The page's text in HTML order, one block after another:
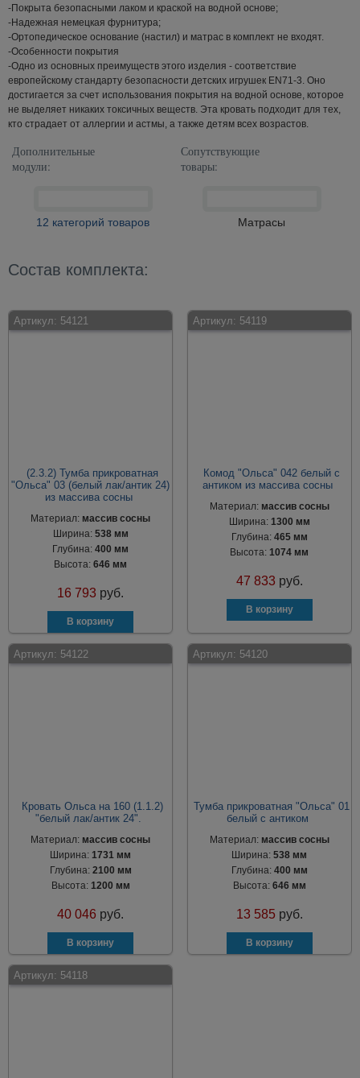
-Покрыта безопасными лаком и краской на водной основе;
-Надежная немецкая фурнитура;
-Ортопедическое основание (настил) и матрас в комплект не входят.
-Особенности покрытия
-Одно из основных преимуществ этого изделия - соответствие
европейскому стандарту безопасности детских игрушек EN71-3. Оно
достигается за счет использования покрытия на водной основе, которое
не выделяет никаких токсичных веществ. Эта кровать подходит для тех,
кто страдает от аллергии и астмы, а также детям всех возрастов.
Дополнительные
модули:
12 категорий товаров
Сопутствующие
товары:
Матрасы
Состав комплекта:
Артикул: 54121
(2.3.2) Тумба прикроватная
"Ольса" 03 (белый лак/антик 24)
из массива сосны
Материал: массив сосны
Ширина: 538 мм
Глубина:400 мм
Высота:646 мм
16 793 руб.
Артикул: 54119
Комод "Ольса" 042 белый с
антиком из массива сосны
Материал: массив сосны
Ширина: 1300 мм
Глубина: 465 мм
Высота:1074 мм
47 833 руб.
Артикул: 54122
Кровать Ольса на 160 (1.1.2)
"белый лак/антик 24".
Материал: массив сосны
Ширина:1731 мм
Глубина: 2100 мм
Высота: 1200 мм
40 046 руб.
Артикул: 54120
Тумба прикроватная "Ольса" 01
белый с антиком
Материал: массив сосны
Ширина:538 мм
Глубина: 400 мм
Высота: 646 мм
13 585 руб.
Артикул: 54118